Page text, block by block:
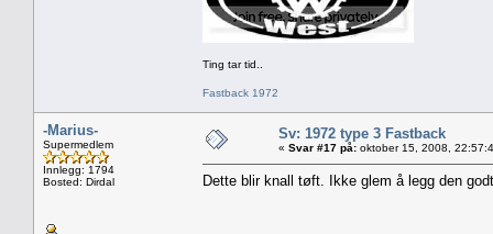
Ting tar tid..
Fastback 1972
-Marius-
Supermedlem
Innlegg: 1794
Bosted: Dirdal
Sv: 1972 type 3 Fastback
« Svar #17 på: oktober 15, 2008,
Dette blir knall tøft. Ikke glem å legg den